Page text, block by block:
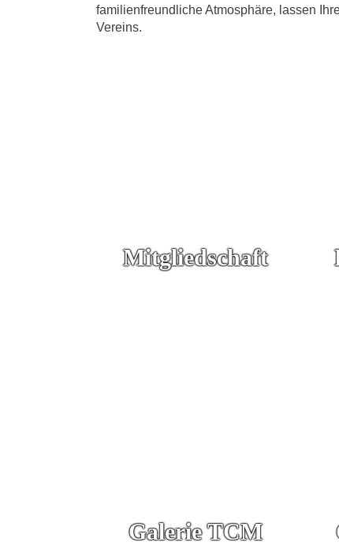
familienfreundliche Atmosphäre, lassen
Vereins.
Mitgliedschaft
Galerie TCM